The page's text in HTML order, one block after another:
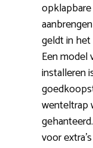
geldt in
Een model
installeren
wenteltrap
voor